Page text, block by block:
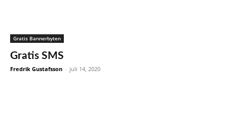
Gratis Bannerbyten
Gratis SMS
Fredrik Gustafsson - juli 14, 2020